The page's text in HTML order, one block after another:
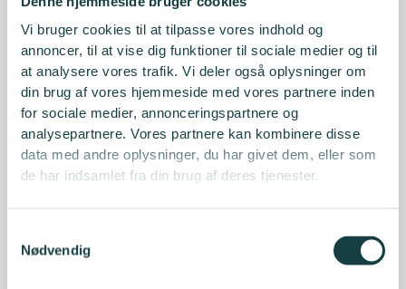
Vi bruger cookies til at tilpasse vores indhold og
annoncer, til at vise dig funktioner til sociale medier og til
at analysere vores trafik. Vi deler også oplysninger om
din brug af vores hjemmeside med vores partnere inden
for sociale medier, annonceringspartnere og
analysepartnere. Vores partnere kan kombinere disse
data med andre oplysninger, du har givet dem, eller som
de har indsamlet fra din brug af deres tjenester.
Nødvendig